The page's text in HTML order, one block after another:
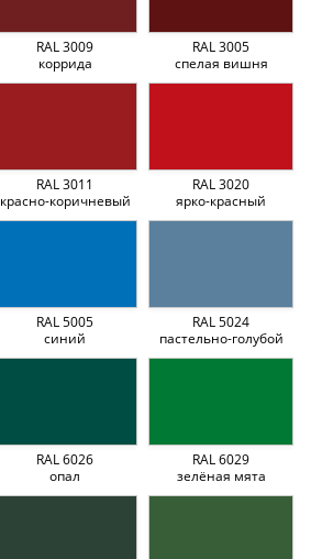
RAL 3009
коррида
RAL 3005
спелая вишня
RAL 3011
красно-коричневый
RAL 3020
ярко-красный
RAL 5005
синий
RAL 5024
пастельно-голубой
RAL 6026
опал
RAL 6029
зелёная мята